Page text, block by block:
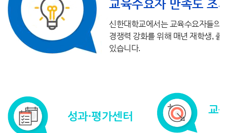
교육수요자 만족도 조
신한대학교에서는 교육수요자들의
경쟁력 강화를 위해 매년 재학생,
있습니다.
성과·평가센터
교